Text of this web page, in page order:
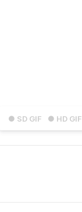
● SD GIF ● HD GIF